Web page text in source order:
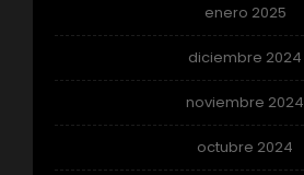
enero 2025
diciembre 2024
noviembre 2024
octubre 2024